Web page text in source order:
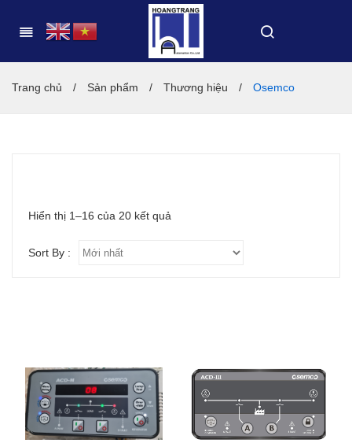
Trang chủ / Sản phẩm / Thương hiệu / Osemco
Hiển thị 1–16 của 20 kết quả
Sort By :